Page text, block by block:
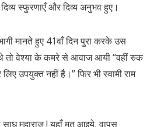
स्फुरणाएँ और दिव्य अनुभव हुए।
मानते हुए 41वाँ दिन पुरा करके उस
तो वेश्या के कमरे से आवाज आयी “वहीं रुक
उपयुक्त नहीं है।” फिर भी स्वामी राम
महाराज ! यहाँ मत आइये, वापस